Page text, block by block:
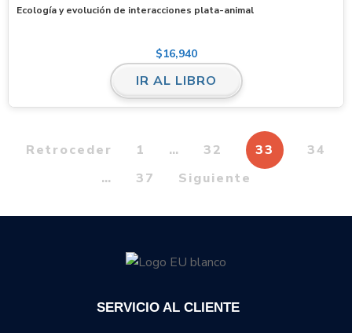
Ecología y evolución de interacciones plata-animal
$16,940
IR AL LIBRO
Retroceder 1 … 32 33
34
…
37 Siguiente
SERVICIO AL CLIENTE